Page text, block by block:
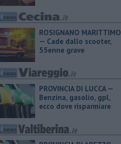
ROSIGNANO MARITTIMO
— Cade dallo scooter,
55enne grave
PROVINCIA DI LUCCA — ​
Benzina, gasolio, gpl,
ecco dove risparmiare